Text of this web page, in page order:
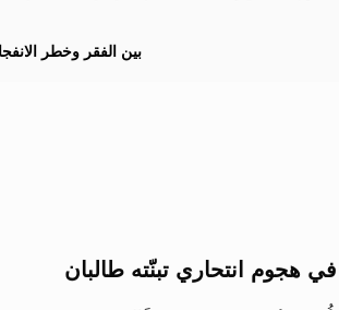
بين الفقر وخطر